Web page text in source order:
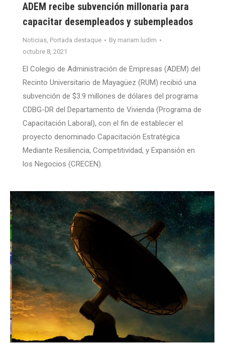
ADEM recibe subvención millonaria para
capacitar desempleados y subempleados
Noticias, Portada destaque By mariam.ludim
octubre 8, 2021
El Colegio de Administración de Empresas (ADEM) del
Recinto Universitario de Mayagüez (RUM) recibió una
subvención de $3.9 millones de dólares del programa
CDBG-DR del Departamento de Vivienda (Programa de
Capacitación Laboral), con el fin de establecer el
proyecto denominado Capacitación Estratégica
Mediante Resiliencia, Competitividad, y Expansión en
los Negocios (CRECEN).